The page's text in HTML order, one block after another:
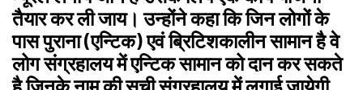
तैयार कर ली जाय। उन्होंने कहा कि जिन लोगों के
पास पुराना (एन्टिक) एवं ब्रिटिशकालीन सामान है वे
लोग संग्रहालय में एन्टिक सामान को दान कर सकते
है जिनके नाम की सूची संग्रहालय में लगाई जायेगी